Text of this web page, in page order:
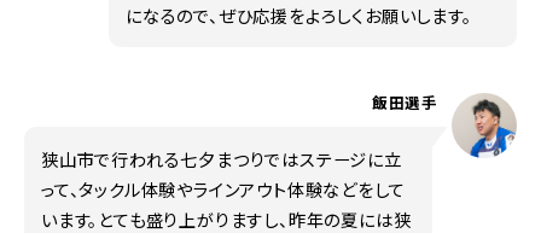
になるので、ぜひ応援をよろしくお願いします。
狭山市で行われる七夕まつりではステージに立
って、タックル体験やラインアウト体験などをして
います。とても盛り上がりますし、昨年の夏には狭
飯田選手